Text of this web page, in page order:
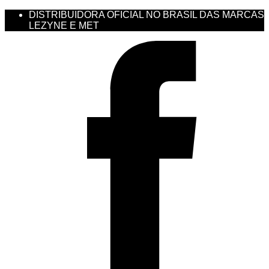
DISTRIBUIDORA OFICIAL NO BRASIL DAS MARCAS
LEZYNE E MET